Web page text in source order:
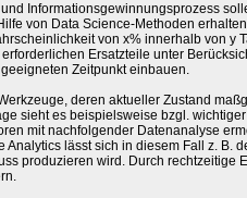
Informationsgewinnungsprozess
von Data Science-Methoden
von x% innerhalb von y
Ersatzteile unter
Zeitpunkt einbauen.
deren aktueller Zustand
sieht es beispielsweise bzgl.
mit nachfolgender Datenanalyse
lässt sich in diesem Fall z. B.
produzieren wird. Durch rechtzeitige